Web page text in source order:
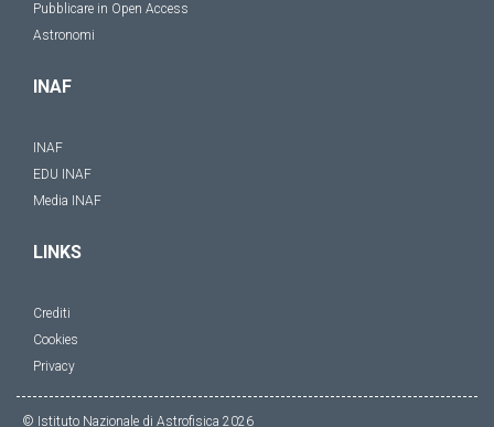
Pubblicare in Open Access
Astronomi
INAF
INAF
EDU INAF
Media INAF
LINKS
Crediti
Cookies
Privacy
© Istituto Nazionale di Astrofisica 2026